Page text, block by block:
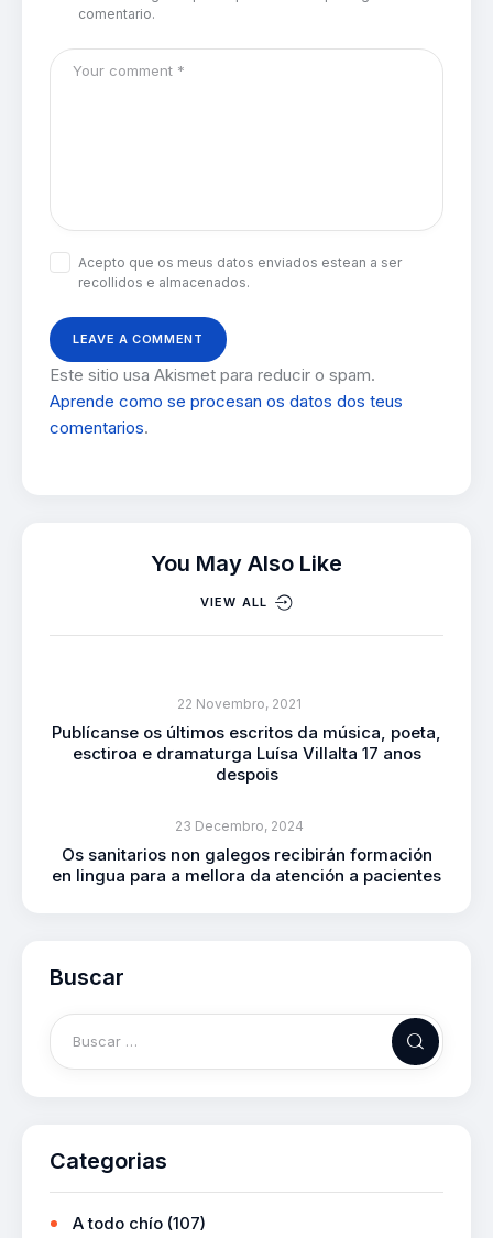
comentario.
Acepto que os meus datos enviados estean a ser
recollidos e almacenados.
Este sitio usa Akismet para reducir o spam.
Aprende como se procesan os datos dos teus
comentarios.
You May Also Like
VIEW ALL
22 Novembro, 2021
Publícanse os últimos escritos da música, poeta,
esctiroa e dramaturga Luísa Villalta 17 anos
despois
23 Decembro, 2024
Os sanitarios non galegos recibirán formación
en lingua para a mellora da atención a pacientes
Buscar
Categorias
A todo chío (107)